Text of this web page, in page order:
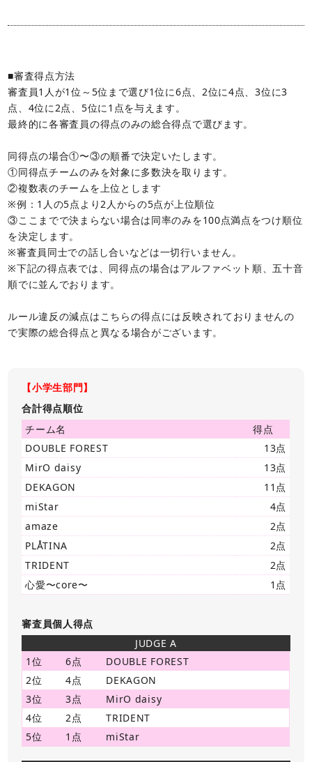
■審査得点方法
審査員1人が1位～5位まで選び1位に6点、2位に4点、3位に3
点、4位に2点、5位に1点を与えます。
最終的に各審査員の得点のみの総合得点で選びます。
同得点の場合①〜③の順番で決定いたします。
①同得点チームのみを対象に多数決を取ります。
②複数表のチームを上位とします
※例：1人の5点より2人からの5点が上位順位
③ここまでで決まらない場合は同率のみを100点満点をつけ順位
を決定します。
※審査員同士での話し合いなどは一切行いません。
※下記の得点表では、同得点の場合はアルファベット順、五十音
順でに並んでおります。
ルール違反の減点はこちらの得点には反映されておりませんの
で実際の総合得点と異なる場合がございます。
【小学生部門】
合計得点順位
チーム名
得点
DOUBLE FOREST
13点
MirO daisy
13点
DEKAGON
11点
miStar
4点
amaze
2点
PLÅTINA
2点
TRIDENT
2点
心愛〜core〜
1点
審査員個人得点
JUDGE A
1位
6点
DOUBLE FOREST
2位
4点
DEKAGON
3位
3点
MirO daisy
4位
2点
TRIDENT
5位
1点 miStar